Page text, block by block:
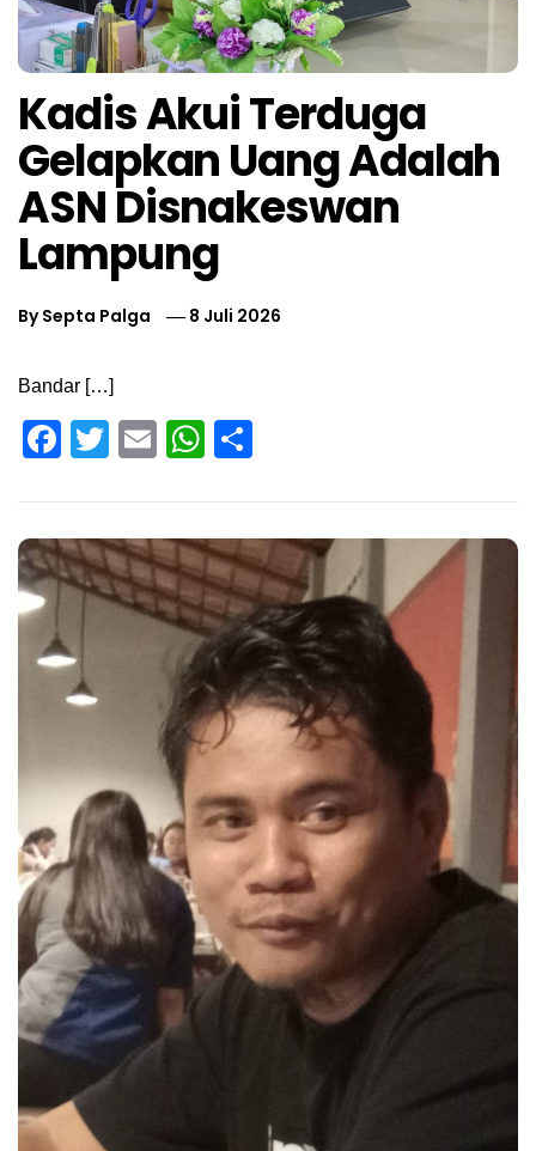
Kadis Akui Terduga
Gelapkan Uang Adalah
ASN Disnakeswan
Lampung
BySepta Palga 8 Juli 2026
Bandar […]
Facebook
Twitter
EmailWhatsApp